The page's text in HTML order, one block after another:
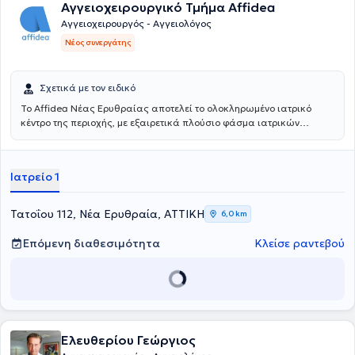
Αγγειοχειρουργικό Τμήμα Affidea
Αγγειοχειρουργός - Αγγειολόγος
Νέος συνεργάτης
Σχετικά με τον ειδικό
Το Affidea Νέας Ερυθραίας αποτελεί το ολοκληρωμένο ιατρικό
κέντρο της περιοχής, με εξαιρετικά πλούσιο φάσμα ιατρικών
υπηρεσίες, την ουρολογία με δυνατότητα κυστεοσκόπησης, τη
ένας πλήρης ιατρικός προορισμός για κάθε ανάγκη.
Ιατρείο 1
Τατοΐου 112, Νέα Ερυθραία, ΑΤΤΙΚΗ 6,0 km
Επόμενη διαθεσιμότητα Κλείσε ραντεβού
Ελευθερίου Γεώργιος